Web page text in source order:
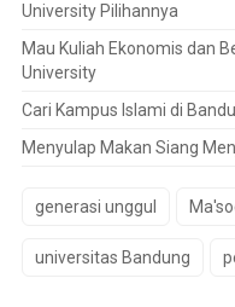
University Pilihannya
Mau Kuliah Ekonomis dan
University
Cari Kampus Islami di
Menyulap Makan Siang
generasi unggul
universitas Bandung